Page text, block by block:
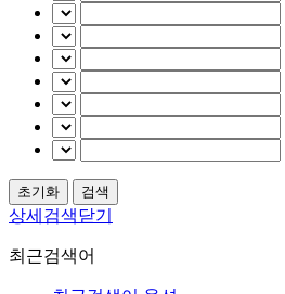
상세검색닫기
최근검색어